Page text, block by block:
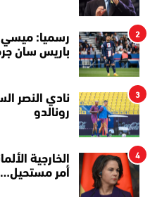
2
رسميا: ميسي
باريس سان
3
نادي النصر
رونالدو
4
الخارجية
أمر مستحيل…